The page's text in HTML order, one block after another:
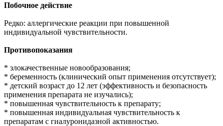
Побочное действие
Редко: аллергические реакции при повышенной
индивидуальной чувствительности.
Противопоказания
* злокачественные новообразования;
* беременность (клинический опыт применения отсутствует);
* детский возраст до 12 лет (эффективность и безопасность
применения препарата не изучались);
* повышенная чувствительность к препарату;
* повышенная индивидуальная чувствительность к
препаратам с гиалуронидазной активностью.